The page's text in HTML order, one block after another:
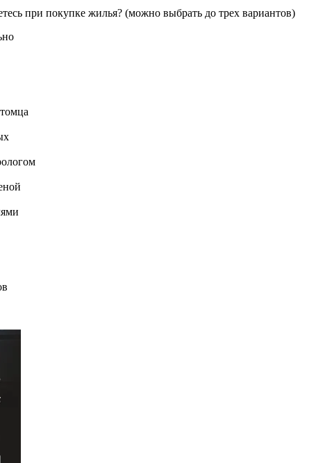
при покупке жилья? (можно выбрать до трех вариантов)